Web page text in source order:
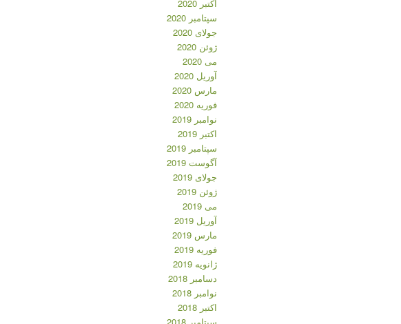
اکتبر 2020
سپتامبر 2020
جولای 2020
ژوئن 2020
می 2020
آوریل 2020
مارس 2020
فوریه 2020
نوامبر 2019
اکتبر 2019
سپتامبر 2019
آگوست 2019
جولای 2019
ژوئن 2019
می 2019
آوریل 2019
مارس 2019
فوریه 2019
ژانویه 2019
دسامبر 2018
نوامبر 2018
اکتبر 2018